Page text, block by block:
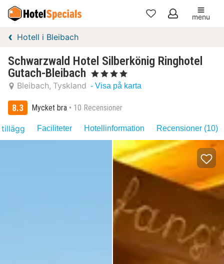
Mina
menu
Hotell i Bleibach
Schwarzwald Hotel Silberkönig Ringhotel
Gutach-Bleibach
, 4 Stjärnor
Bleibach Tyskland - Visa på karta
8.3 Mycket bra 10 Recensioner
Faciliteter Hotellinformation Recensioner (10)